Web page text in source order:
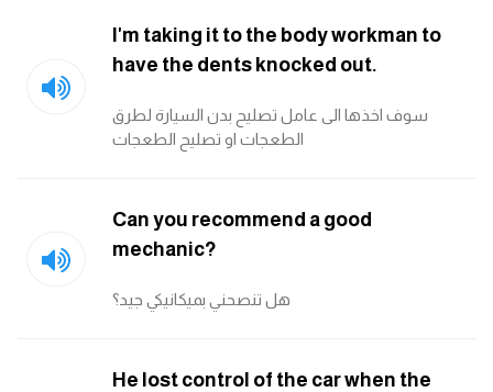
اغلق النافذة
I'm taking it to the body workman to
have the dents knocked out.
سوف اخذها الى عامل تصليح بدن السيارة لطرق
الطعجات او تصليح الطعجات
Can you recommend a good
mechanic?
هل تنصحني بميكانيكي جيد؟
He lost control of the car when the